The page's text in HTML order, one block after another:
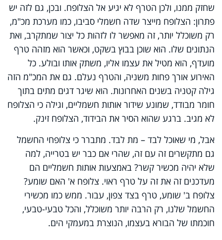
שחזק ממנו, ולכן הטרף לא יגיע אל הצלופח. ובכן, גם לזה יש
פתרון: הצלופח מייצר שדה חשמלי סביבו, כמו מערכת מכ"מ,
רק משוכלל יותר, זה מאפשר לו לזהות כל יצור שמתקרב, ואת
הנתונים שלו. הוא שוכן בבוץ בשקט, וכאשר הוא מזהה טרף
מועדף, הוא מטיל את עצמו אליו, משתק אותו ובולע. כל
האירוע אורך פחות משניה, והטרף נעלם. גם את המכ"מ הזה
גילה קטניה בשנים האחרונות. הוא שיגר דגים מתים בתוך
חומר מבודד, שמונע שידור אותות חשמליים, וגילה כי הצלופח
לא מגיב. ברגע שהוא הסיר את הבידוד, הצלופח זינק.
אבל, מי שאוכל לבד – מת לבד. מתברר כי צלופחי החשמל
גם מתקשרים זה עם זה, שהרי אם כבר יש בטרייה, למה
שלא יהיה מכשיר קשר? באמצעות אותות חשמליים הם
מעדכנים זה את זה על טרף ראוי. צלופח א' האם שומע?
צלופח ב' שומע, טרף בצד צפון, עבור. ממש כמו מכשירי
החשמל שלנו, רק הרבה יותר משוכלל, והכל טבעי-טבעי,
חוכמתו של הבורא בעצמו, הנוצרת במעמקי הים.